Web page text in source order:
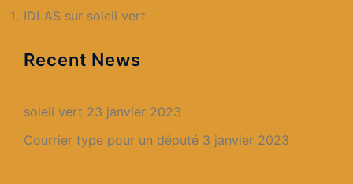
IDLAS sur soleil vert
Recent News
soleil vert 23 janvier 2023
Courrier type pour un député 3 janvier 2023